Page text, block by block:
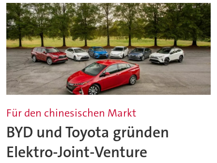
Für den chinesischen Markt
BYD und Toyota gründen
Elektro-Joint-Venture